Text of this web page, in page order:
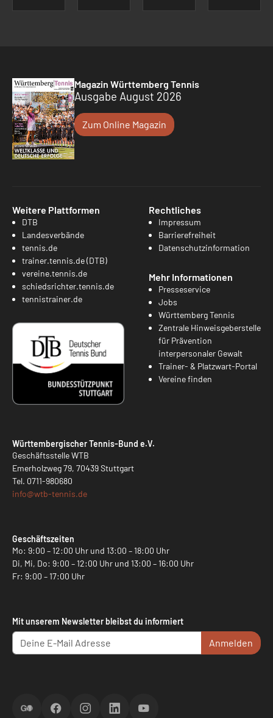
Magazin Württemberg Tennis
Ausgabe August 2026
Zum Online Magazin
Weitere Plattformen
DTB
Landesverbände
tennis.de
trainer.tennis.de (DTB)
vereine.tennis.de
schiedsrichter.tennis.de
tennistrainer.de
Rechtliches
Impressum
Barrierefreiheit
Datenschutzinformation
Mehr Informationen
Presseservice
Jobs
Württemberg Tennis
Zentrale Hinweisgeberstelle
für Prävention
interpersonaler Gewalt
Trainer- & Platzwart-Portal
Vereine finden
Württembergischer Tennis-Bund e.V.
Geschäftsstelle WTB
Emerholzweg 79, 70439 Stuttgart
Tel. 0711-980680
info@wtb-tennis.de
Geschäftszeiten
Mo: 9:00 – 12:00 Uhr und 13:00 – 18:00 Uhr
Di, Mi, Do: 9:00 – 12:00 Uhr und 13:00 – 16:00 Uhr
Fr: 9:00 – 17:00 Uhr
Mit unserem Newsletter bleibst du informiert
Anmelden
ScoreGOFacebookInstagramLinkedInYouTube